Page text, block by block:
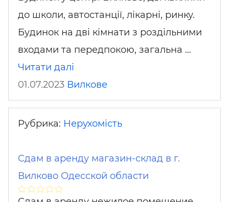
до школи, автостанції, лікарні, ринку.
Будинок на дві кімнати з роздільними
входами та передпокою, загальна …
Читати далі
01.07.2023 Вилкове
Рубрика: Нерухомість
Сдам в аренду магазин-склад в г.
Вилково Одесской области